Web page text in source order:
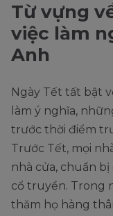
Từ vựng
việc làm
Anh
Ngày Tết tất bật
làm ý nghĩa,
trước thời điểm
Trước Tết, mọi
nhà cửa, chuẩn
cổ truyền. Trong
thăm họ hàng